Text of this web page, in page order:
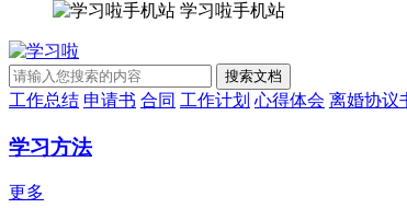
学习啦手机站
工作总结 申请书 合同 工作计划 心得体会 离婚协议
学习方法
更多